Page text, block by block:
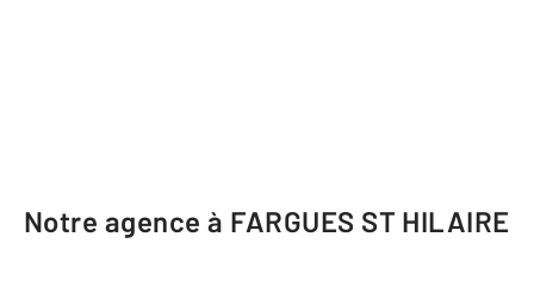
Notre agence à FARGUES ST HILAIRE